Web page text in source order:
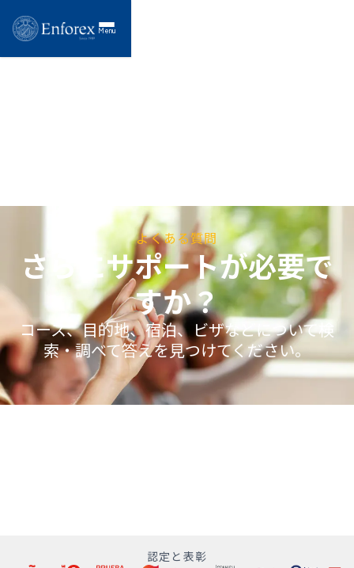
Menu
よくある質問
さらにサポートが必要で
すか？
コース、目的地、宿泊、ビザなどについて検
索・調べて答えを見つけてください。
認定と表彰